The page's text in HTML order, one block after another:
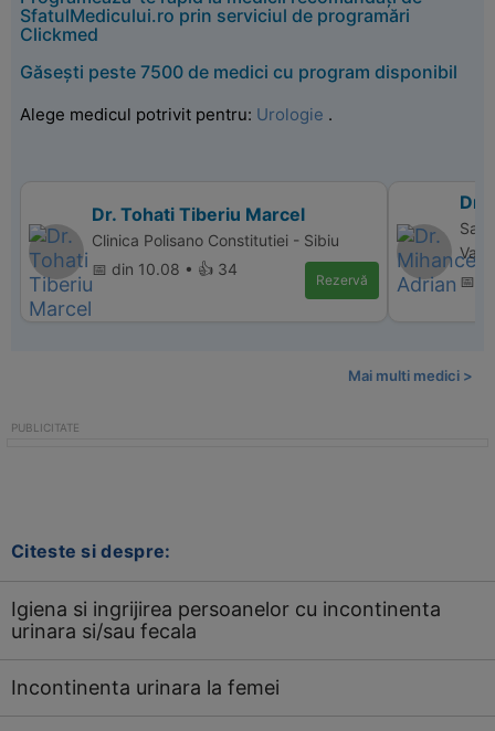
SfatulMedicului.ro prin serviciul de programări
Clickmed
Găsești peste 7500 de medici cu program disponibil
Alege medicul potrivit pentru: Urologie .
Dr. Tohati Tiberiu Marcel
Clinica Polisano Constitutiei - Sibiu
📅 din 10.08 • 👍 34
Rezervă
Dr.
📅
Mai multi medici >
Citeste si despre:
Igiena si ingrijirea persoanelor cu incontinenta
urinara si/sau fecala
Incontinenta urinara la femei